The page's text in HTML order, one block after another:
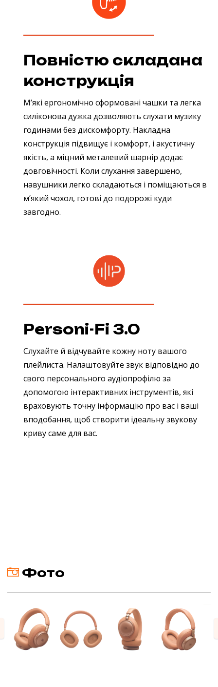
Повністю складана
конструкція
М’які ергономічно сформовані чашки та легка
силіконова дужка дозволяють слухати музику
годинами без дискомфорту. Накладна
конструкція підвищує і комфорт, і акустичну
якість, а міцний металевий шарнір додає
довговічності. Коли слухання завершено,
навушники легко складаються і поміщаються в
м’який чохол, готові до подорожі куди
завгодно.
Personi-Fi 3.0
Слухайте й відчувайте кожну ноту вашого
плейлиста. Налаштовуйте звук відповідно до
свого персонального аудіопрофілю за
допомогою інтерактивних інструментів, які
враховують точну інформацію про вас і ваші
вподобання, щоб створити ідеальну звукову
криву саме для вас.
Фото